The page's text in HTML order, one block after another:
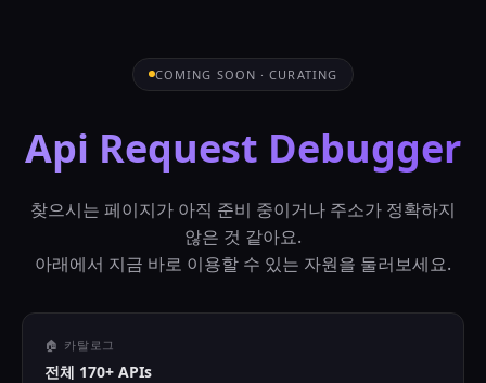
COMING SOON · CURATING
Api Request Debugger
찾으시는 페이지가 아직 준비 중이거나 주소가 정확하지
않은 것 같아요.
아래에서 지금 바로 이용할 수 있는 자원을 둘러보세요.
🏠 카탈로그
전체 170+ APIs